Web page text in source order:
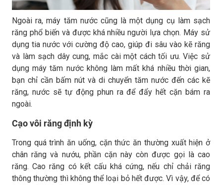
Ngoài ra, máy tăm nước cũng là một dụng cụ làm sạch
răng phổ biến và được khá nhiều người lựa chọn. Máy sử
dụng tia nước với cường độ cao, giúp đi sâu vào kẽ răng
và làm sạch dây cung, mắc cài một cách tối ưu. Việc sử
dụng máy tăm nước không làm mất khá nhiều thời gian,
bạn chỉ cần bấm nút và di chuyển tăm nước đến các kẽ
răng, nước sẽ tự động phun ra để đẩy hết cặn bám ra
ngoài.
Cạo vôi răng định kỳ
Trong quá trình ăn uống, cặn thức ăn thường xuất hiện ở
chân răng và nướu, phần cặn này còn được gọi là cao
răng. Cao răng có kết cấu khá cứng, nếu chỉ chải răng
thông thường thì không thể loại bỏ hết được. Vì vậy, để có